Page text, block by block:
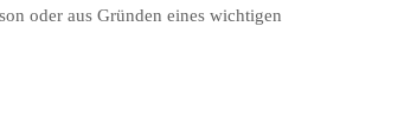
oder aus Gründen eines wichtigen